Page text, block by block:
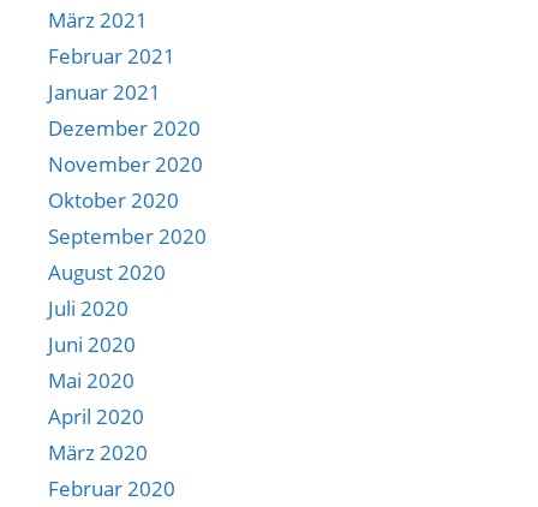
März 2021
Februar 2021
Januar 2021
Dezember 2020
November 2020
Oktober 2020
September 2020
August 2020
Juli 2020
Juni 2020
Mai 2020
April 2020
März 2020
Februar 2020